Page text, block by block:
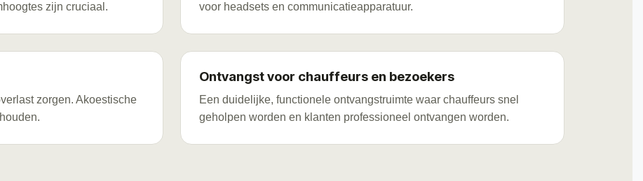
zijn cruciaal.
voor headsets en communicatieapparatuur.
zorgen. Akoestische
Ontvangst voor chauffeurs en bezoekers
Een duidelijke, functionele ontvangstruimte waar chauffeurs snel
geholpen worden en klanten professioneel ontvangen worden.